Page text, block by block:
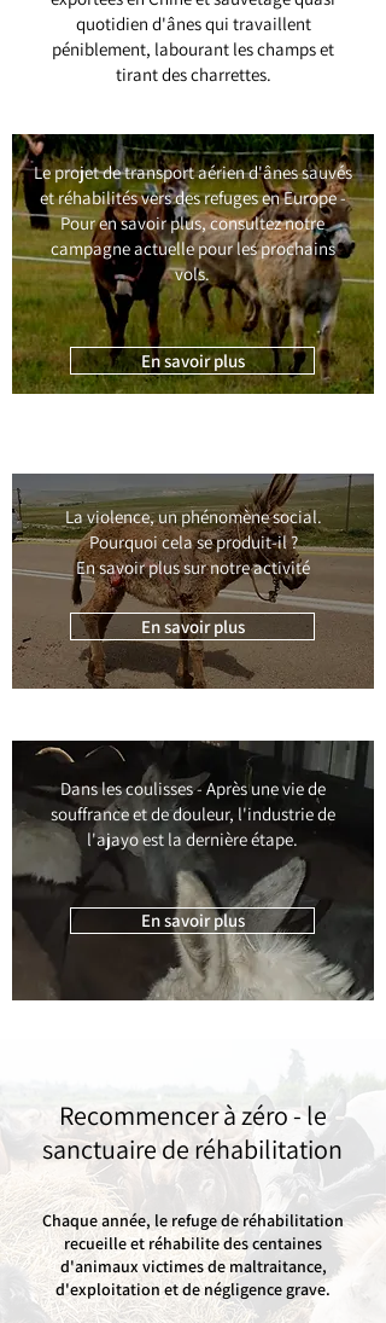
quotidien d'ânes qui travaillent
péniblement, labourant les champs et
tirant des charrettes.
Le projet de transport aérien d'ânes sauvés
et réhabilités vers des refuges en Europe -
Pour en savoir plus, consultez notre
campagne actuelle pour les prochains
vols.
En savoir plus
La violence, un phénomène social.
Pourquoi cela se produit-il ?
En savoir plus sur notre activité
En savoir plus
Dans les coulisses - Après une vie de
souffrance et de douleur, l'industrie de
l'ajayo est la dernière étape.
En savoir plus
Recommencer à zéro - le
sanctuaire de réhabilitation
Chaque année, le refuge de réhabilitation
recueille et réhabilite des centaines
d'animaux victimes de maltraitance,
d'exploitation et de négligence grave.